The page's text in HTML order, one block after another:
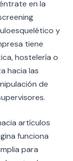
en la
y
tiene
hostelería o
hacia las
de
artículos
funciona
para